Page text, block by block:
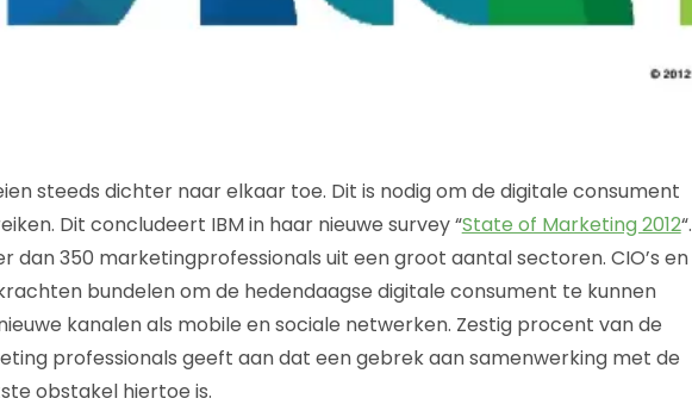
steeds dichter naar elkaar toe. Dit is nodig om de digitale consument
Dit concludeert IBM in haar nieuwe survey “State of Marketing 2012“.
dan 350 marketingprofessionals uit een groot aantal sectoren. CIO’s en
bundelen om de hedendaagse digitale consument te kunnen
kanalen als mobile en sociale netwerken. Zestig procent van de
professionals geeft aan dat een gebrek aan samenwerking met de
obstakel hiertoe is.